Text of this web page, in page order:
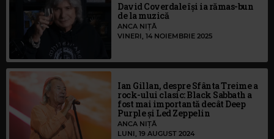
David Coverdale își ia rămas-bun
de la muzică
ANCA NIȚĂ
VINERI, 14 NOIEMBRIE 2025
Ian Gillan, despre Sfânta Treime a
rock-ului clasic: Black Sabbath a
fost mai importantă decât Deep
Purple și Led Zeppelin
ANCA NIȚĂ
LUNI, 19 AUGUST 2024